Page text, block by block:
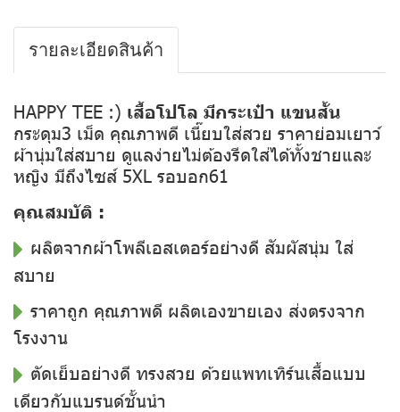
รายละเอียดสินค้า
HAPPY TEE :) เสื้อโปโล มีกระเป๋า แขนสั้น
กระดุม3 เม็ด คุณภาพดี เนี๊ยบใส่สวย ราคาย่อมเยาว์
ผ้านุ่มใส่สบาย ดูแลง่ายไม่ต้องรีดใส่ได้ทั้งชายและ
หญิง มีถึงไซส์ 5XL รอบอก61
คุณสมบัติ :
ผลิตจากผ้าโพลีเอสเตอร์อย่างดี สัมผัสนุ่ม ใส่
สบาย
ราคาถูก คุณภาพดี ผลิตเองขายเอง ส่งตรงจาก
โรงงาน
ตัดเย็บอย่างดี ทรงสวย ด้วยแพทเทิร์นเสื้อแบบ
เดียวกับแบรนด์ชั้นนำ